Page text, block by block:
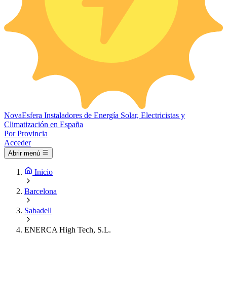
NovaEsfera Instaladores de Energía Solar, Electricistas y
Climatización en España
Por Provincia
Acceder
Abrir menú
Inicio
Barcelona
Sabadell
ENERCA High Tech, S.L.